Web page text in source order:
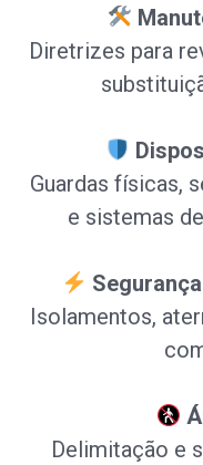
Diretrizes para
Guardas físicas,
e sistemas
Isolamentos,
Delimitação e